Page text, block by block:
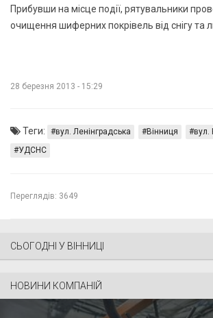
Прибувши на місце події, рятувальники
очищення шиферних покрівель від снігу та
28 березня 2013 - 15:29
Теги: вул. Ленінградська Вінниця
вул.
УДСНС
Переглядів: 3649
СЬОГОДНІ У ВІННИЦІ
НОВИНИ КОМПАНІЙ